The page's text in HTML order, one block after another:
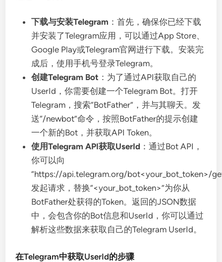
下载与安装Telegram ：首先，确保你已经下载
并安装了Telegram应用，可以通过App Store、
Google Play或Telegram官网进行下载。安装完
成后，使用手机号登录Telegram。
创建Telegram Bot ：为了通过API获取自己的
UserId，你需要创建一个Telegram Bot。打开
Telegram，搜索“BotFather”，并与其聊天。发
送“/newbot”命令，按照BotFather的提示创建
一个新的Bot，并获取API Token。
使用Telegram API获取UserId ：通过Bot API，
你可以向
“https://api.telegram.org/bot<your_bot_token>/
发起请求，替换“<your_bot_token>”为你从
BotFather处获得的Token。返回的JSON数据
中，会包含你的Bot信息和UserId，你可以通过
解析这些数据来获取自己的Telegram UserId。
在Telegram中获取UserId的步骤